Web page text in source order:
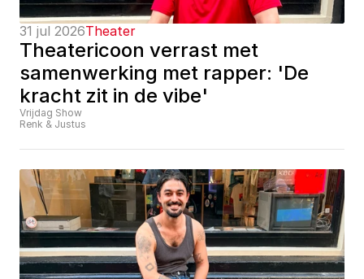
31 jul 2026Theater
Theatericoon verrast met
samenwerking met rapper: 'De
kracht zit in de vibe'
Vrijdag Show
Renk & Justus